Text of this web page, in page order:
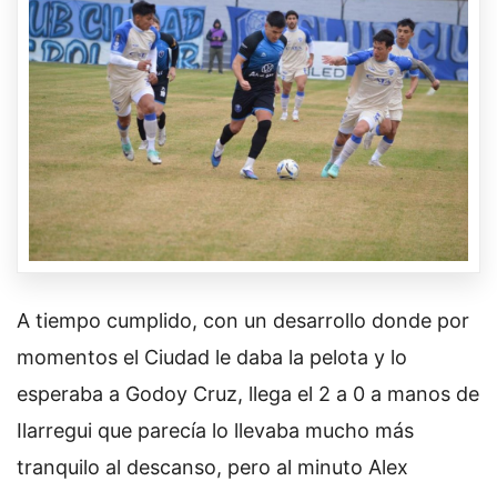
A tiempo cumplido, con un desarrollo donde por
momentos el Ciudad le daba la pelota y lo
esperaba a Godoy Cruz, llega el 2 a 0 a manos de
Ilarregui que parecía lo llevaba mucho más
tranquilo al descanso, pero al minuto Alex